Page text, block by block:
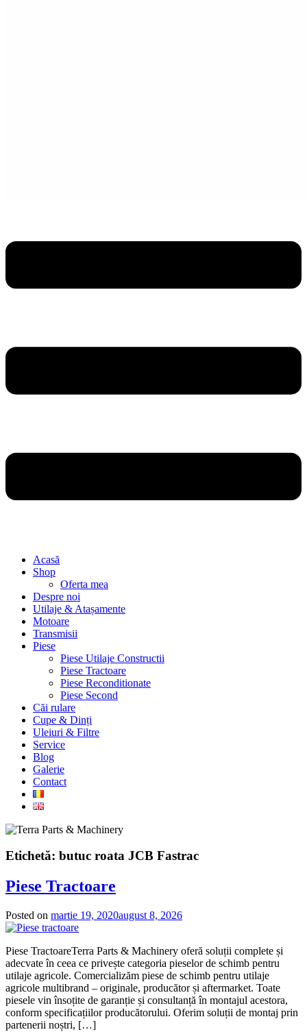
Acasă
Shop
Oferta mea
Despre noi
Utilaje & Atașamente
Motoare
Transmisii
Piese
Piese Utilaje Constructii
Piese Tractoare
Piese Reconditionate
Piese Second
Căi rulare
Cupe & Dinți
Uleiuri & Filtre
Service
Blog
Galerie
Contact
Etichetă: butuc roata JCB Fastrac
Piese Tractoare
Posted on martie 19, 2020august 8, 2026
Piese TractoareTerra Parts & Machinery oferă soluții complete și
adecvate în ceea ce privește categoria pieselor de schimb pentru
utilaje agricole. Comercializăm piese de schimb pentru utilaje
agricole multibrand – originale, producător și aftermarket. Toate
piesele vin însoțite de garanție și consultanță în montajul acestora,
conform specificațiilor producătorului. Oferim soluții de montaj prin
partenerii noștri, […]